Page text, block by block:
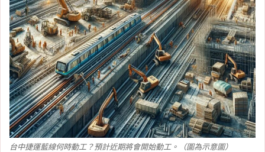
台中捷運藍線何時動工？預計近期將會開始動工。（圖為示意圖）